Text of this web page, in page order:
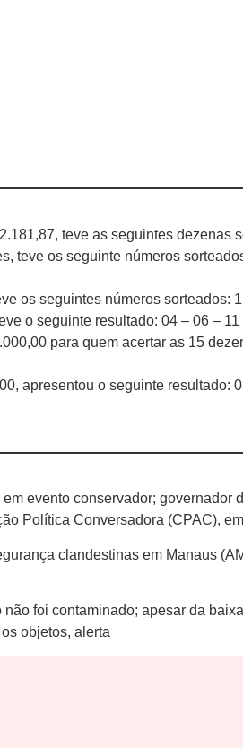
teve as seguintes dezenas
teve os seguinte números
os seguintes números sorteados:
o seguinte resultado: 04 – 06 –
para quem acertar as 15
apresentou o seguinte resultado:
evento conservador;
Política Conversadora (CPAC),
clandestinas em Manaus
foi contaminado; apesar da
objetos, alerta